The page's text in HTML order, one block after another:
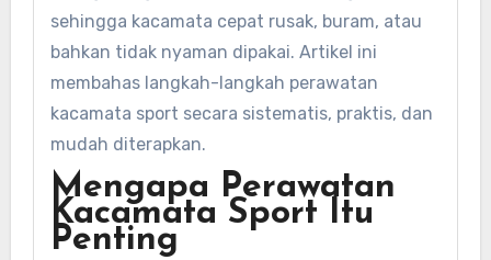
sehingga kacamata cepat rusak, buram, atau
bahkan tidak nyaman dipakai. Artikel ini
membahas langkah-langkah perawatan
kacamata sport secara sistematis, praktis, dan
mudah diterapkan.
Mengapa Perawatan
Kacamata Sport Itu
Penting